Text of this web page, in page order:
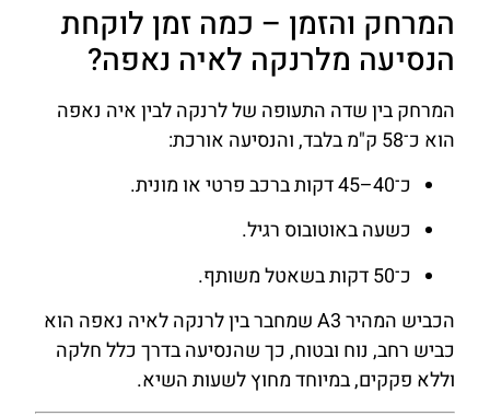
המרחק והזמן – כמה זמן לוקחת
הנסיעה מלרנקה לאיה נאפה?
המרחק בין שדה התעופה של לרנקה לבין איה נאפה
הוא כ־58 ק"מ בלבד, והנסיעה אורכת:
כ־40–45 דקות ברכב פרטי או מונית.
כשעה באוטובוס רגיל.
כ־50 דקות בשאטל משותף.
הכביש המהיר A3 שמחבר בין לרנקה לאיה נאפה הוא
כביש רחב, נוח ובטוח, כך שהנסיעה בדרך כלל חלקה
וללא פקקים, במיוחד מחוץ לשעות השיא.